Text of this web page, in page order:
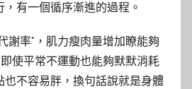
有一個循序漸進的過程。
謝率"，肌力瘦肉量增加瞭能夠
使平常不運動也能夠默默消耗
也不容易胖，換句話說就是身體